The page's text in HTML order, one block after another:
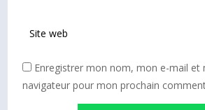
Enregistrer mon nom, mon e-mail et
navigateur pour mon prochain